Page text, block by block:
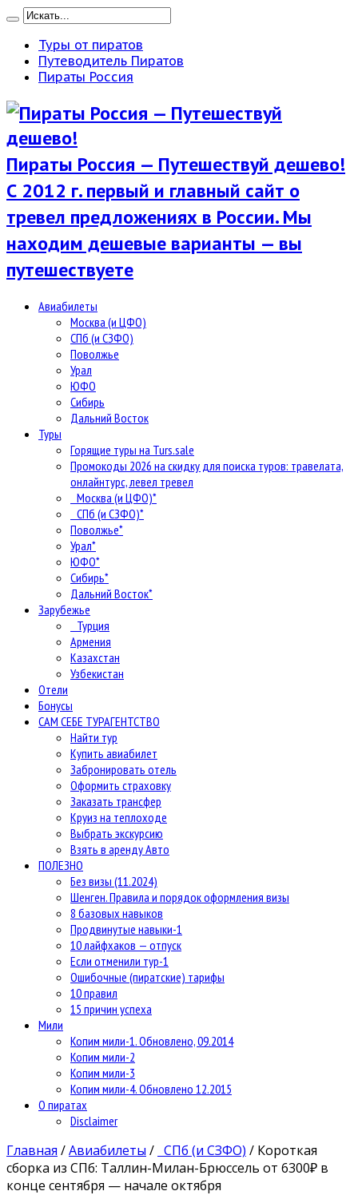
Туры от пиратов
Путеводитель Пиратов
Пираты Россия
Пираты Россия — Путешествуй дешево!
С 2012 г. первый и главный сайт о
тревел предложениях в России. Мы
находим дешевые варианты — вы
путешествуете
Авиабилеты
Москва (и ЦФО)
СПб (и СЗФО)
Поволжье
Урал
ЮФО
Сибирь
Дальний Восток
Туры
Горящие туры на Turs.sale
Промокоды 2026 на скидку для поиска туров: травелата,
онлайнтурс, левел тревел
Москва (и ЦФО)*
СПб (и СЗФО)*
Поволжье*
Урал*
ЮФО*
Сибирь*
Дальний Восток*
Зарубежье
Турция
Армения
Казахстан
Узбекистан
Отели
Бонусы
САМ СЕБЕ ТУРАГЕНТСТВО
Найти тур
Купить авиабилет
Забронировать отель
Оформить страховку
Заказать трансфер
Круиз на теплоходе
Выбрать экскурсию
Взять в аренду Авто
ПОЛЕЗНО
Без визы (11.2024)
Шенген. Правила и порядок оформления визы
8 базовых навыков
Продвинутые навыки-1
10 лайфхаков — отпуск
Если отменили тур-1
Ошибочные (пиратские) тарифы
10 правил
15 причин успеха
Мили
Копим мили-1. Обновлено, 09.2014
Копим мили-2
Копим мили-3
Копим мили-4. Обновлено 12.2015
О пиратах
Disclaimer
Главная /Авиабилеты / СПб (и СЗФО) / Короткая
сборка из СПб: Таллин-Милан-Брюссель от 6300₽ в
конце сентября — начале октября